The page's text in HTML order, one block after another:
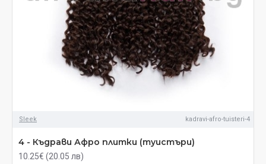
Sleek kadravi-afro-tuisteri-4
4 - Къдрави Афро плитки (туистъри)
10.25€ (20.05 лв)